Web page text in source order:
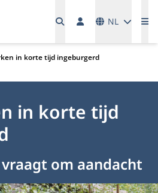
NL
in korte tijd ingeburgerd
in korte tijd
om aandacht